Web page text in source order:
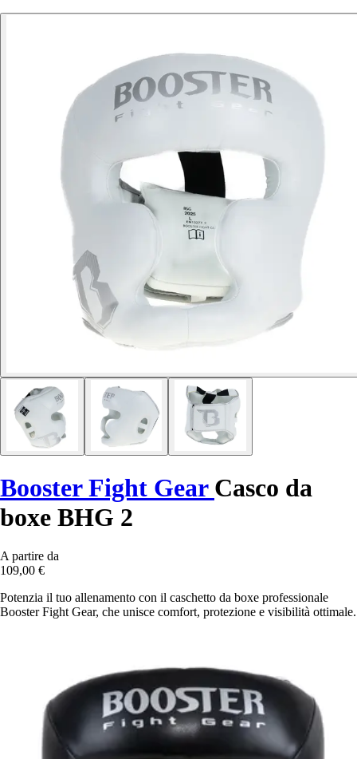
Booster Fight Gear Casco da
boxe BHG 2
A partire da
109,00 €
Potenzia il tuo allenamento con il caschetto da boxe professionale
Booster Fight Gear, che unisce comfort, protezione e visibilità ottimale.